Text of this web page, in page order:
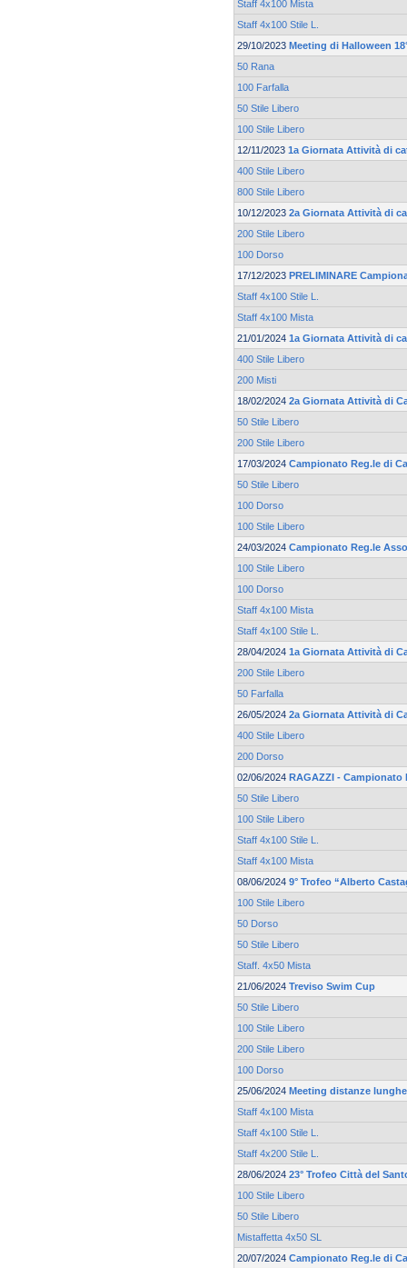
Staff 4x100 Mista
Staff 4x100 Stile L.
29/10/2023 Meeting di Halloween
50 Rana
100 Farfalla
50 Stile Libero
100 Stile Libero
12/11/2023 1a Giornata Attività di
400 Stile Libero
800 Stile Libero
10/12/2023 2a Giornata Attività di
200 Stile Libero
100 Dorso
17/12/2023 PRELIMINARE
Staff 4x100 Stile L.
Staff 4x100 Mista
21/01/2024 1a Giornata Attività di
400 Stile Libero
200 Misti
18/02/2024 2a Giornata Attività di
50 Stile Libero
200 Stile Libero
17/03/2024 Campionato Reg.le di
50 Stile Libero
100 Dorso
100 Stile Libero
24/03/2024 Campionato Reg.le
100 Stile Libero
100 Dorso
Staff 4x100 Mista
Staff 4x100 Stile L.
28/04/2024 1a Giornata Attività di
200 Stile Libero
50 Farfalla
26/05/2024 2a Giornata Attività di
400 Stile Libero
200 Dorso
02/06/2024 RAGAZZI - Campionato
50 Stile Libero
100 Stile Libero
Staff 4x100 Stile L.
Staff 4x100 Mista
08/06/2024 9° Trofeo “Alberto
100 Stile Libero
50 Dorso
50 Stile Libero
Staff. 4x50 Mista
21/06/2024 Treviso Swim Cup
50 Stile Libero
100 Stile Libero
200 Stile Libero
100 Dorso
25/06/2024 Meeting distanze
Staff 4x100 Mista
Staff 4x100 Stile L.
Staff 4x200 Stile L.
28/06/2024 23° Trofeo Città del
100 Stile Libero
50 Stile Libero
Mistaffetta 4x50 SL
20/07/2024 Campionato Reg.le di